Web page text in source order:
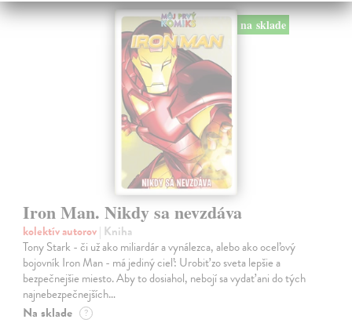
na sklade
Iron Man. Nikdy sa nevzdáva
kolektív autorov| Kniha
Tony Stark - či už ako miliardár a vynálezca, alebo ako oceľový
bojovník Iron Man - má jediný cieľ: Urobiť zo sveta lepšie a
bezpečnejšie miesto. Aby to dosiahol, nebojí sa vydať ani do tých
najnebezpečnejších…
Na sklade ?